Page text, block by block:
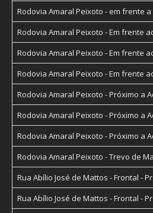
Rodovia Amaral Peixoto - em frente
Rodovia Amaral Peixoto - Em frente
Rodovia Amaral Peixoto - Em frente
Rodovia Amaral Peixoto - Em frente
Rodovia Amaral Peixoto - Próximo
Rodovia Amaral Peixoto - Próximo
Rodovia Amaral Peixoto - Próximo
Rodovia Amaral Peixoto - Trevo de
Rua Abílio José de Mattos - Frontal
Rua Abílio José de Mattos - Frontal